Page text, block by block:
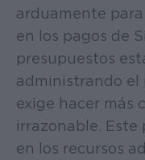
arduamente
en los pagos de
presupuestos
administrando el
exige hacer más
irrazonable.
en los recursos